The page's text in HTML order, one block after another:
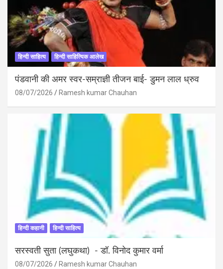
हिन्दी साहित्य हिन्दी साहित्यिक आलेख
पंडवानी की अमर स्वर-सम्राज्ञी तीजन बाई- डुमन लाल ध्रुव
08/07/2026 Ramesh kumar Chauhan
हिन्दी कहानी हिन्दी साहित्य
सरस्वती सुता (लघुकथा) ​- डॉ. विनोद कुमार वर्मा
08/07/2026 Ramesh kumar Chauhan